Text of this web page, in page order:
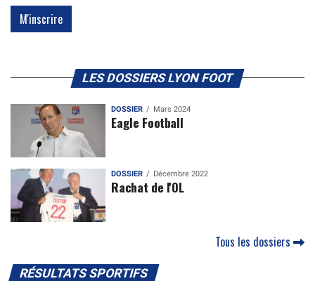
LES DOSSIERS LYON FOOT
DOSSIER Mars 2024
Eagle Football
DOSSIER Décembre 2022
Rachat de l'OL
Tous les dossiers
RÉSULTATS SPORTIFS